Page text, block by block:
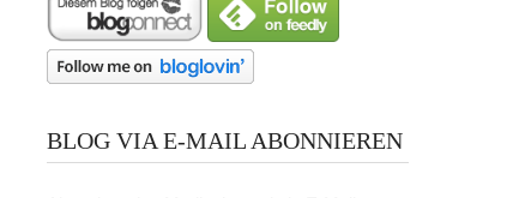
BLOG VIA E-MAIL ABONNIEREN